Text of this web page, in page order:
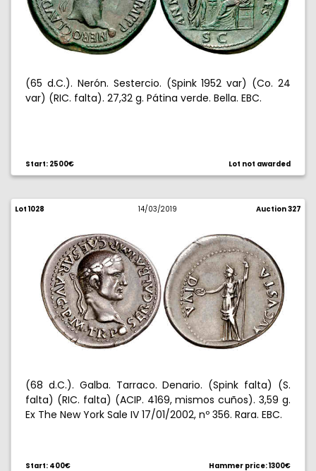
(65 d.C.). Nerón. Sestercio. (Spink 1952 var) (Co. 24
var) (RIC. falta). 27,32 g. Pátina verde. Bella. EBC.
Start: 2500€ Lot not awarded
Lot 1028 14/03/2019 Auction 327
(68 d.C.). Galba. Tarraco. Denario. (Spink falta) (S.
falta) (RIC. falta) (ACIP. 4169, mismos cuños). 3,59 g.
Ex The New York Sale IV 17/01/2002, nº 356. Rara. EBC.
Start: 400€ Hammer price: 1300€